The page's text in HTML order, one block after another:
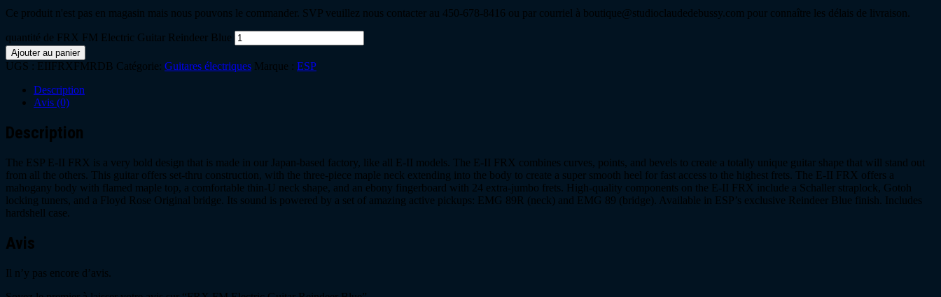
Ce produit n'est pas en magasin mais nous pouvons le commander. SVP veuillez nous contacter au 450-678-8416 ou par courriel à boutique@studioclaudedebussy.com pour connaître les délais de livraison.
quantité de FRX FM Electric Guitar Reindeer Blue
Ajouter au panier
UGS : EIIFRXFMRDB Catégorie: Guitares électriques Marque : ESP
Description
Avis (0)
Description
The ESP E-II FRX is a very bold design that is made in our Japan-based factory, like all E-II models. The E-II FRX combines curves, points, and bevels to create a totally unique guitar shape that will stand out
from all the others. This guitar offers set-thru construction, with the three-piece maple neck extending into the body to create a super smooth heel for fast access to the highest frets. The E-II FRX offers a
mahogany body with flamed maple top, a comfortable thin-U neck shape, and an ebony fingerboard with 24 extra-jumbo frets. High-quality components on the E-II FRX include a Schaller straplock, Gotoh
locking tuners, and a Floyd Rose Original bridge. Its sound is powered by a set of amazing active pickups: EMG 89R (neck) and EMG 89 (bridge). Available in ESP’s exclusive Reindeer Blue finish. Includes
hardshell case.
Avis
Il n’y pas encore d’avis.